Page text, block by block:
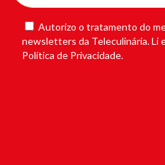
Autorizo o tratamento do
newsletters da Teleculinária. Li
Política de Privacidade.